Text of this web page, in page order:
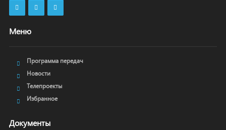
Меню
Программа передач
Новости
Телепроекты
Избранное
Документы